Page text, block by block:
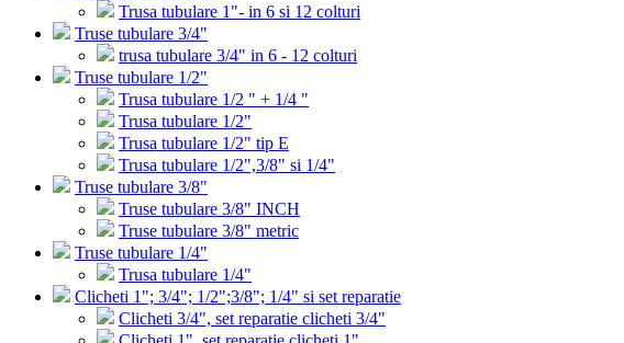
Trusa tubulare 1"- in 6 si 12 colturi
Truse tubulare 3/4"
trusa tubulare 3/4" in 6 - 12 colturi
Truse tubulare 1/2"
Trusa tubulare 1/2 " + 1/4 "
Trusa tubulare 1/2"
Trusa tubulare 1/2" tip E
Trusa tubulare 1/2",3/8" si 1/4"
Truse tubulare 3/8"
Truse tubulare 3/8" INCH
Truse tubulare 3/8" metric
Truse tubulare 1/4"
Trusa tubulare 1/4"
Clicheti 1"; 3/4"; 1/2";3/8"; 1/4" si set reparatie
Clicheti 3/4", set reparatie clicheti 3/4"